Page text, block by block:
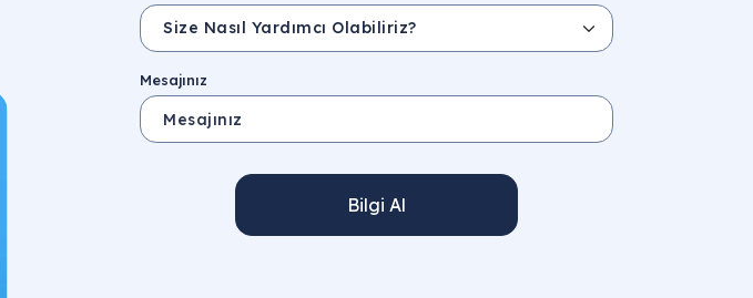
Mesajınız
Bilgi Al